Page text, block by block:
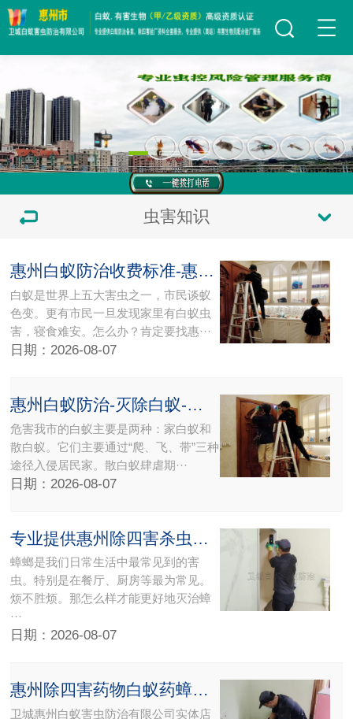
虫害知识
惠州白蚁防治收费标准-惠州白蚁防治中心
白蚁是世界上五大害虫之一，市民谈蚁
色变。更有市民一旦发现家里有白蚁虫
害，寝食难安。怎么办？肯定要找惠···
日期：2026-08-07
惠州白蚁防治-灭除白蚁-防白蚁公司认准卫城资质企业
危害我市的白蚁主要是两种：家白蚁和
散白蚁。它们主要通过“爬、飞、带”三种
途径入侵居民家。散白蚁肆虐期···
日期：2026-08-07
蟑螂是我们日常生活中最常见到的害
虫。特别是在餐厅、厨房等最为常见。
烦不胜烦。那怎么样才能更好地灭治蟑
···
日期：2026-08-07
惠州除四害药物白蚁药蟑螂药老鼠药批发零售
卫城惠州白蚁害虫防治有限公司实体店